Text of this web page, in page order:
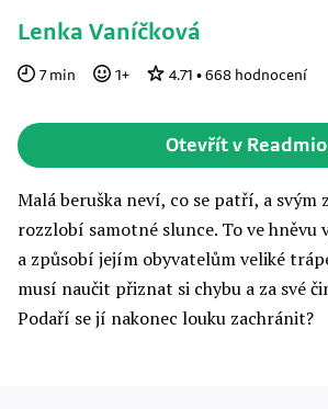
Lenka Vaníčková
7min 1+ 4.71 • 668 hodnocení
Otevřít v Readmio
Malá beruška neví, co se patří, a
rozzlobí samotné slunce. To ve hněvu
a způsobí jejím obyvatelům veliké
musí naučit přiznat si chybu a za své
Podaří se jí nakonec louku zachránit?